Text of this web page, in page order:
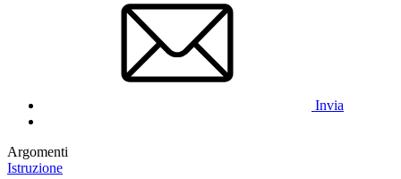
Invia
Argomenti
Istruzione